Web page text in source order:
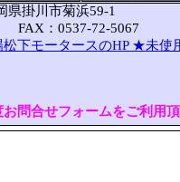
県掛川市菊浜59-1
：0537-72-5067
下モータースのHP ★未使
問合せフォームをご利用